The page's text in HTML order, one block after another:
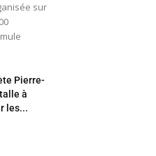
sur
Pierre-
à
les...